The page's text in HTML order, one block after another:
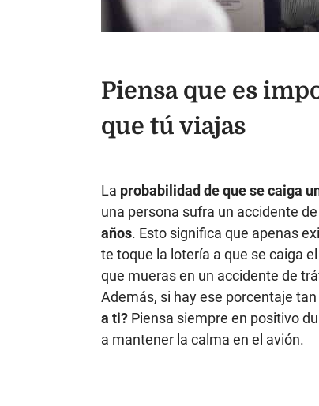
Piensa que es
que tú viajas
La probabilidad de que se caiga
una persona sufra un accidente
años. Esto significa que apenas
te toque la lotería a que se caiga
que mueras en un accidente de
Además, si hay ese porcentaje
a ti? Piensa siempre en positivo
a mantener la calma en el avión.